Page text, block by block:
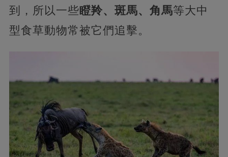
到，所以一些瞪羚、斑馬、角馬等大中
型食草動物常被它們追擊。